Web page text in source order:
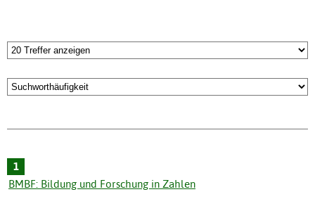
1
BMBF: Bildung und Forschung in Zahlen